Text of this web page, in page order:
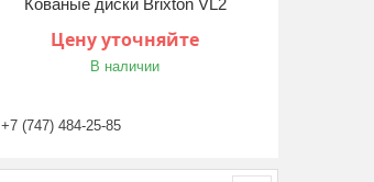
Кованые диски Brixton VL2
Цену уточняйте
В наличии
+7 (747) 484-25-85